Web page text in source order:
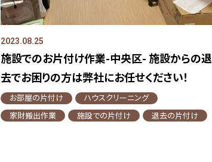
2023.08.25
施設でのお片付け作業-中央区- 施設からの退
去でお困りの方は弊社にお任せください！
お部屋の片付け
ハウスクリーニング
家財搬出作業
施設での片付け 退去の片付け